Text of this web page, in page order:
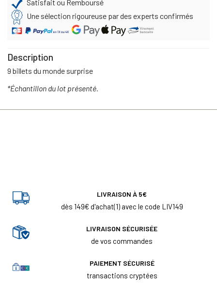
Satisfait ou Remboursé
Une sélection rigoureuse par des experts confirmés
Description
9 billets du monde surprise
*Échantillon du lot présenté.
LIVRAISON À 5€
dès 149€ d'achat(1) avec le code LIV149
LIVRAISON SÉCURISÉE
de vos commandes
PAIEMENT SÉCURISÉ
transactions cryptées